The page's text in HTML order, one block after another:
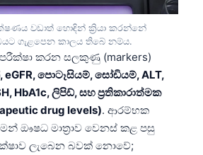
වඩාත් හොඳින් ක්‍රියා කරන්නේ
ගැළපෙන කාලය තිබේ නම්ය.
කරන සලකුණු (markers)
පොටෑසියම්, සෝඩියම්, ALT,
HbA1c, ලිපිඩ්, සහ ප්‍රතිකාරාත්මක
drug levels). ආරම්භක
ඖෂධ මාත්‍රාව වෙනස් කළ පසු
ලැබෙන බවක් නොවේ;